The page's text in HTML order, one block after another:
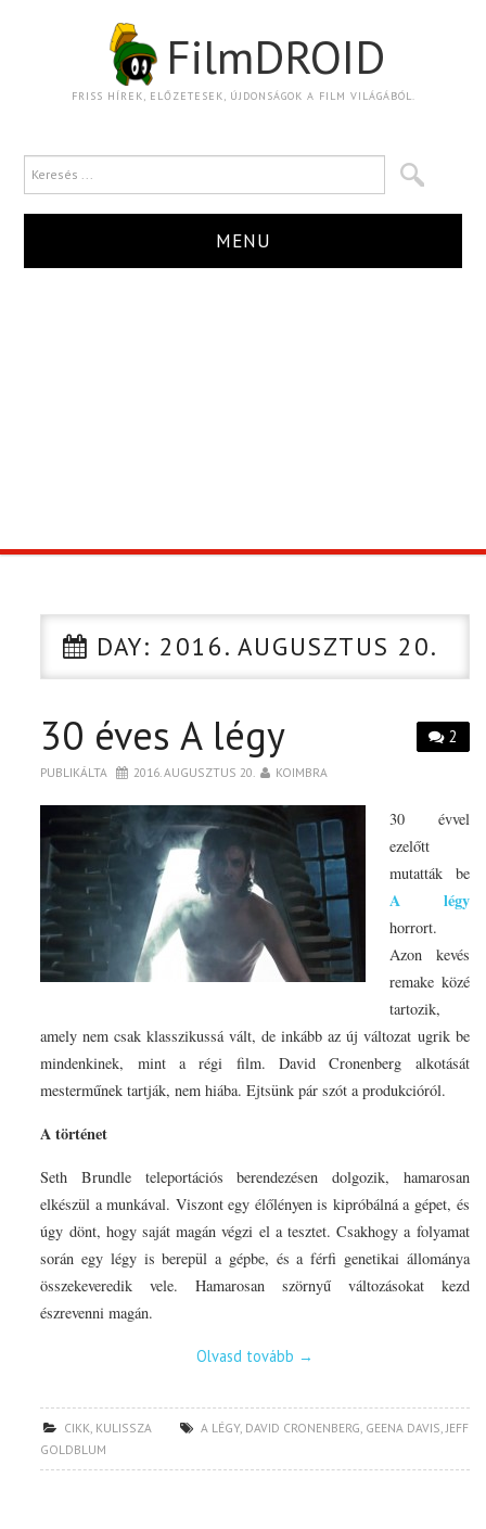
FilmDROID
FRISS HÍREK, ELŐZETESEK, ÚJDONSÁGOK A FILM VILÁGÁBÓL.
MENU
CIKK
PÓLÓ RENDELÉS
DAY: 2016. AUGUSZTUS 20.
2
30 éves A légy
PUBLIKÁLTA 2016. AUGUSZTUS 20. KOIMBRA
30 évvel
ezelőtt
mutatták be
A légy
horrort.
Azon kevés
remake közé
tartozik,
amely nem csak klasszikussá vált, de inkább az új változat ugrik be
mindenkinek, mint a régi film. David Cronenberg alkotását
mesterműnek tartják, nem hiába. Ejtsünk pár szót a produkcióról.
A történet
Seth Brundle teleportációs berendezésen dolgozik, hamarosan
elkészül a munkával. Viszont egy élőlényen is kipróbálná a gépet, és
úgy dönt, hogy saját magán végzi el a tesztet. Csakhogy a folyamat
során egy légy is berepül a gépbe, és a férfi genetikai állománya
összekeveredik vele. Hamarosan szörnyű változásokat kezd
észrevenni magán.
Olvasd tovább →
CIKK, KULISSZA A LÉGY, DAVID CRONENBERG, GEENA DAVIS,JEFF
GOLDBLUM